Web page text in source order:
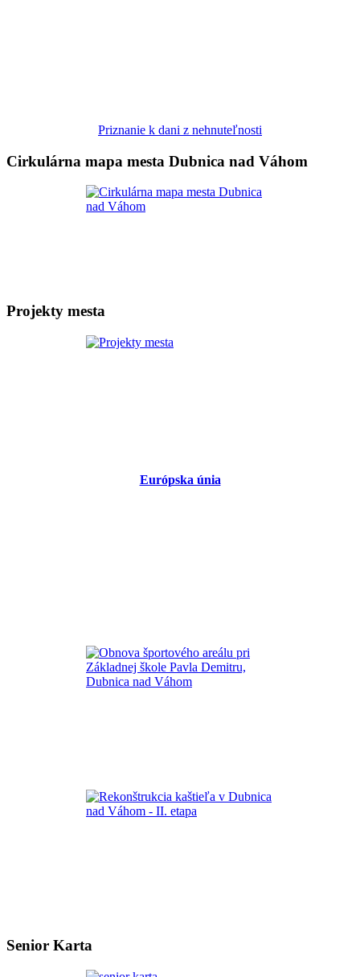
Priznanie k dani z nehnuteľnosti
Cirkulárna mapa mesta Dubnica nad Váhom
Projekty mesta
Európska únia
Senior Karta